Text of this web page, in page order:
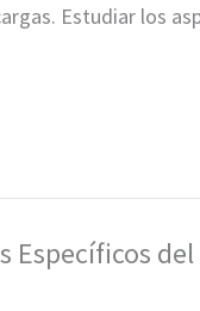
Estudiar los
Específicos